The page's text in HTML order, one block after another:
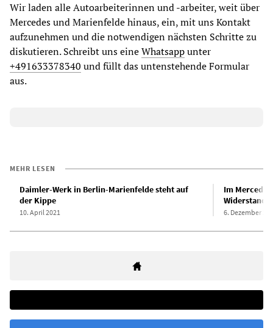
Wir laden alle Autoarbeiterinnen und -arbeiter, weit über
Mercedes und Marienfelde hinaus, ein, mit uns Kontakt
aufzunehmen und die notwendigen nächsten Schritte zu
diskutieren. Schreibt uns eineWhatsappunter
+491633378340 und füllt das untenstehende Formular
aus.
MEHR LESEN
Daimler-Werk in Berlin-Marienfelde steht auf
der Kippe
10. April 2021
Im
Widerstand
6. Dezember